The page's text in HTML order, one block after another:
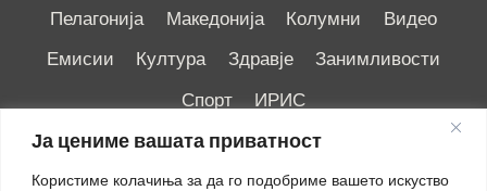
Ја цениме вашата приватност
Користиме колачиња за да го подобриме вашето искуство
Пелагонија Македонија Колумни
Видео
Емисии
Култура Здравје
Занимливости
Спорт
ИРИС